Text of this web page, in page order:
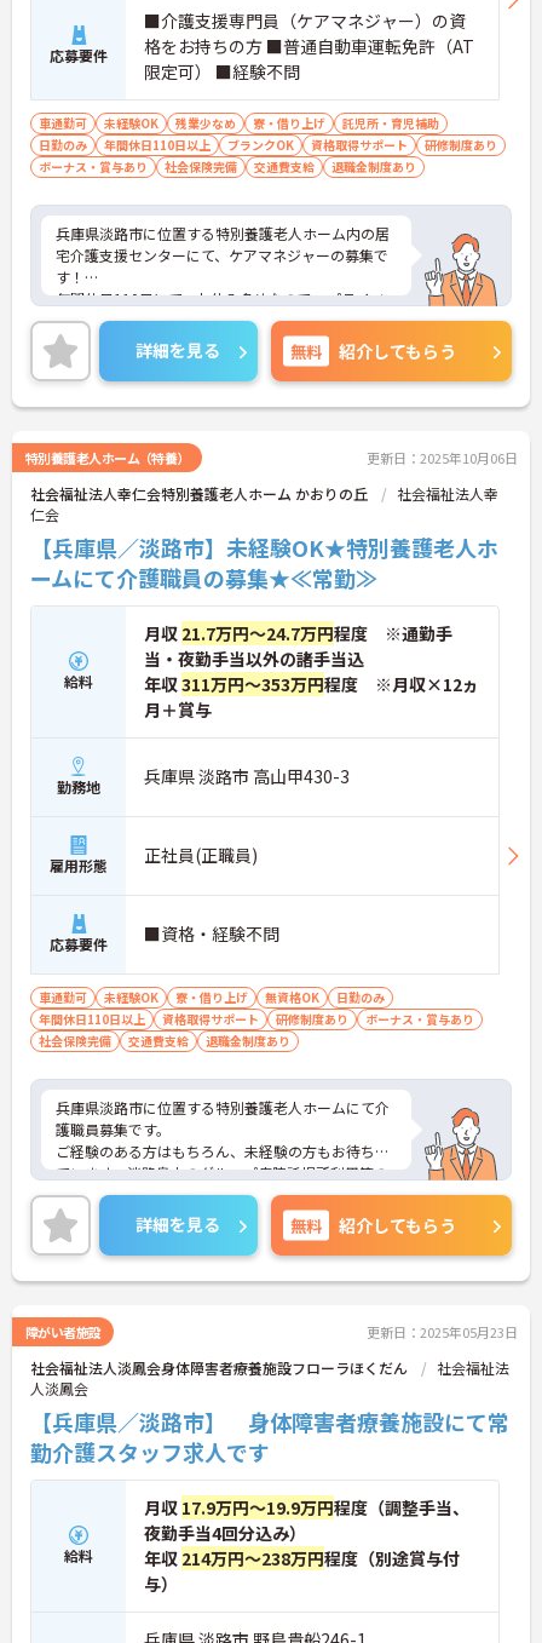
応募要件
■介護支援専門員（ケアマネジャー）の資
格をお持ちの方 ■普通自動車運転免許（AT
限定可） ■経験不問
車通勤可 未経験OK 残業少なめ 寮・借り上げ
託児所・育児補助
日勤のみ
年間休日110日以上 ブランクOK 資格取得サポート
研修制度あり
ボーナス・賞与あり
社会保険完備 交通費支給 退職金制度あり
兵庫県淡路市に位置する特別養護老人ホーム内の居
宅介護支援センターにて、ケアマネジャーの募集で
す！
年間休日110日にて、お休み多めなので、プライベ
ートの時間もしっかり確保しやすいです♪夏季休暇
や冬期休暇もございます◎
ご興味ある方には、面接対策ポイントなど、さらに
詳細をお話しいたしますのでお気軽にご相談くださ
い！
詳細を見る 無料 紹介してもらう
特別養護老人ホーム（特養） 更新日：2025年10月06日
社会福祉法人幸仁会特別養護老人ホーム かおりの丘
社会福祉法人幸
仁会
【兵庫県／淡路市】未経験OK★特別養護老人ホ
ームにて介護職員の募集★≪常勤≫
給料
月収 21.7万円～24.7万円程度 ※通勤手
当・夜勤手当以外の諸手当込
年収311万円～353万円程度 ※月収×12ヵ
月＋賞与
勤務地 兵庫県 淡路市 高山甲430-3
雇用形態 正社員(正職員)
応募要件 ■資格・経験不問
車通勤可 未経験OK 寮・借り上げ 無資格OK
日勤のみ
年間休日110日以上
資格取得サポート 研修制度あり
ボーナス・賞与あり
社会保険完備
交通費支給 退職金制度あり
兵庫県淡路市に位置する特別養護老人ホームにて介
護職員募集です。
ご経験のある方はもちろん、未経験の方もお待ちし
ています。淡路島内のグループ病院託児所利用等の
福利厚生制度あり、子育て世代の方も安心して就業
いただけます。
ご興味ある方には、面接対策ポイントなど、さらに
詳細をお話しいたしますのでお気軽にご相談くださ
い！
詳細を見る 無料 紹介してもらう
障がい者施設 更新日：2025年05月23日
社会福祉法人淡鳳会身体障害者療養施設フローラほくだん
社会福祉法
人淡鳳会
【兵庫県／淡路市】 身体障害者療養施設にて常
勤介護スタッフ求人です
給料
月収 17.9万円～19.9万円程度（調整手当、
夜勤手当4回分込み）
年収 214万円～238万円程度（別途賞与付
与）